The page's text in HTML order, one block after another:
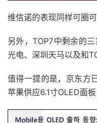
维信诺的表现同样可圈
另外，TOP7中剩余的
光电、深圳天马以及和
值得一提的是，京东方
苹果供应6.1寸OLED面